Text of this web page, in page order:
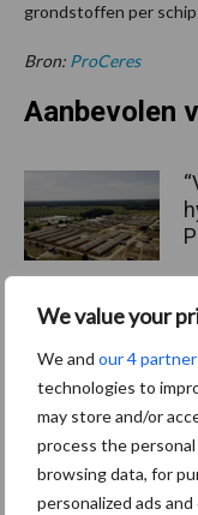
We value your
We and our 4
technologies to
may store and/or
process the personal
browsing data, for
personalized ads
grondstoffen per
Bron: ProCeres
Aanbevolen